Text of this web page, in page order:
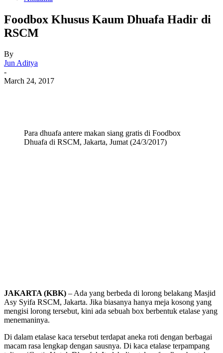
Foodbox Khusus Kaum Dhuafa Hadir di
RSCM
By
Jun Aditya
-
March 24, 2017
Para dhuafa antere makan siang gratis di Foodbox
Dhuafa di RSCM, Jakarta, Jumat (24/3/2017)
JAKARTA (KBK) – Ada yang berbeda di lorong belakang Masjid
Asy Syifa RSCM, Jakarta. Jika biasanya hanya meja kosong yang
mengisi lorong tersebut, kini ada sebuah box berbentuk etalase yang
menemaninya.
Di dalam etalase kaca tersebut terdapat aneka roti dengan berbagai
macam rasa lengkap dengan sausnya. Di kaca etalase terpampang